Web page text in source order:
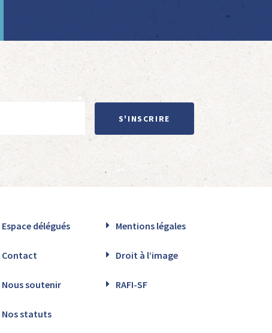
S'INSCRIRE
Espace délégués Mentions légales
Contact Droit à l’image
Nous soutenir RAFI-SF
Nos statuts